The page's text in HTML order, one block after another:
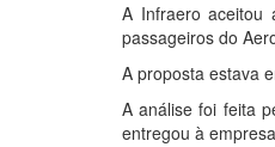
A Infraero aceitou
passageiros do
A proposta estava
A análise foi feita
entregou à